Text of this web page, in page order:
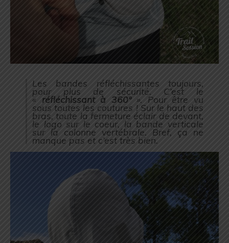
Les bandes réfléchissantes toujours,
pour plus de sécurité. C’est le
« réfléchissant à 360°». Pour être vu
sous toutes les coutures ! Sur le haut des
bras, toute la fermeture éclair de devant,
le logo sur le coeur, la bande verticale
sur la colonne vertébrale. Bref, ça ne
manque pas et c’est très bien.